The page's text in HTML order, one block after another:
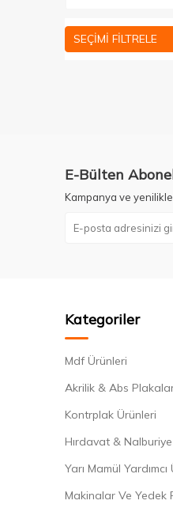
SEÇIMI FILTRELE
E-Bülten
Kampanya ve
Kategoriler
Mdf Ürünleri
Akrilik & Abs
Kontrplak Ürünleri
Hırdavat & Nalburiye
Yarı Mamül
Makinalar Ve Yedek